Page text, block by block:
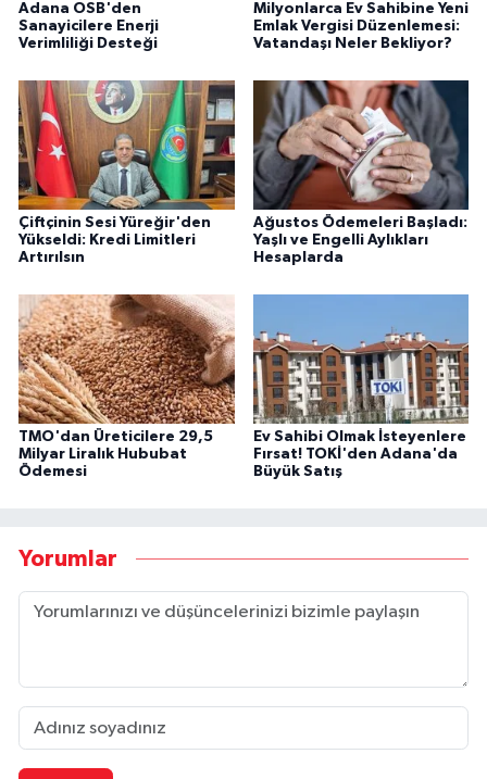
Adana OSB'den
Sanayicilere Enerji
Verimliliği Desteği
Milyonlarca Ev Sahibine Yeni
Emlak Vergisi Düzenlemesi:
Vatandaşı Neler Bekliyor?
Çiftçinin Sesi Yüreğir'den
Yükseldi: Kredi Limitleri
Artırılsın
Ağustos Ödemeleri Başladı:
Yaşlı ve Engelli Aylıkları
Hesaplarda
TMO'dan Üreticilere 29,5
Milyar Liralık Hububat
Ödemesi
Ev Sahibi Olmak İsteyenlere
Fırsat! TOKİ'den Adana'da
Büyük Satış
Yorumlar